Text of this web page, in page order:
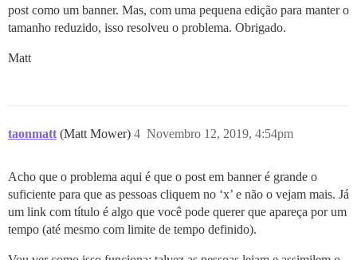
post como um banner. Mas, com uma pequena edição para manter o
tamanho reduzido, isso resolveu o problema. Obrigado.
Matt
taonmatt (Matt Mower) Novembro 12, 2019, 4:54pm
4
Acho que o problema aqui é que o post em banner é grande o
suficiente para que as pessoas cliquem no ‘x’ e não o vejam mais. Já
um link com título é algo que você pode querer que apareça por um
tempo (até mesmo com limite de tempo definido).